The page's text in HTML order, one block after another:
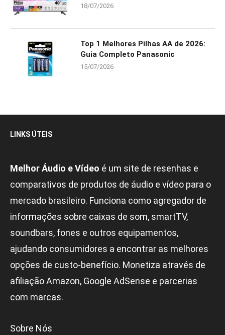
18/07/2026
Top 1 Melhores Pilhas AA de 2026:
Guia Completo Panasonic
15/07/2026
LINKS ÚTEIS
Melhor Áudio e Vídeo é um site de resenhas e
comparativos de produtos de áudio e vídeo para o
mercado brasileiro. Funciona como agregador de
informações sobre caixas de som, smartTV,
soundbars, fones e outros equipamentos,
ajudando consumidores a encontrar as melhores
opções de custo-benefício. Monetiza através de
afiliação Amazon, Google AdSense e parcerias
com marcas.
Sobre Nós